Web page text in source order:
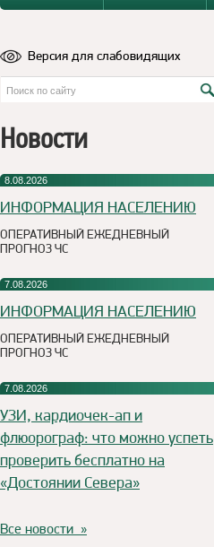
Версия для слабовидящих
Новости
8.08.2026
ИНФОРМАЦИЯ НАСЕЛЕНИЮ
ОПЕРАТИВНЫЙ ЕЖЕДНЕВНЫЙ
ПРОГНОЗ ЧС
7.08.2026
ИНФОРМАЦИЯ НАСЕЛЕНИЮ
ОПЕРАТИВНЫЙ ЕЖЕДНЕВНЫЙ
ПРОГНОЗ ЧС
7.08.2026
УЗИ, кардиочек-ап и
флюорограф: что можно успеть
проверить бесплатно на
«Достоянии Севера»
Все новости »